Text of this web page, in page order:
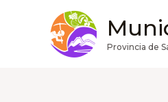
contenido
Provincia de